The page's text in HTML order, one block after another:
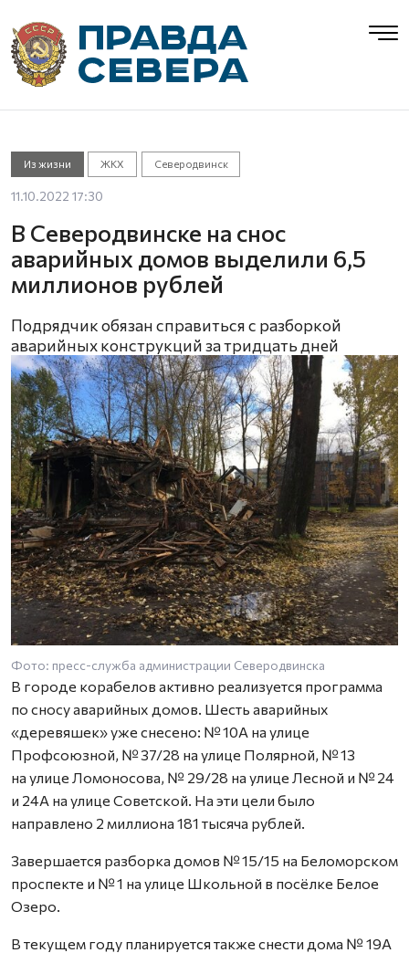
Из жизни ЖКХ Северодвинск
11.10.2022 17:30
В Северодвинске на снос
аварийных домов выделили 6,5
миллионов рублей
Подрядчик обязан справиться с разборкой
аварийных конструкций за тридцать дней
Фото: пресс-служба администрации Северодвинска
В городе корабелов активно реализуется программа
по сносу аварийных домов. Шесть аварийных
«деревяшек» уже снесено: № 10А на улице
Профсоюзной, № 37/28 на улице Полярной, № 13
на улице Ломоносова, № 29/28 на улице Лесной и № 24
и 24А на улице Советской. На эти цели было
направлено 2 миллиона 181 тысяча рублей.
Завершается разборка домов № 15/15 на Беломорском
проспекте и № 1 на улице Школьной в посёлке Белое
Озеро.
В текущем году планируется также снести дома № 19А